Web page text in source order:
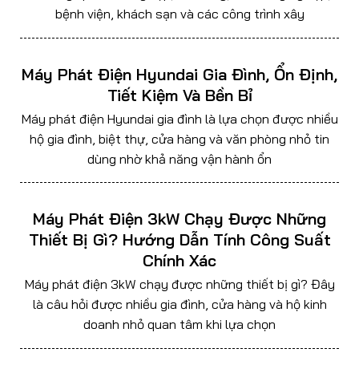
bệnh viện, khách sạn và các công trình xây
Máy Phát Điện Hyundai Gia Đình, Ổn Định,
Tiết Kiệm Và Bền Bỉ
Máy phát điện Hyundai gia đình là lựa chọn được nhiều
hộ gia đình, biệt thự, cửa hàng và văn phòng nhỏ tin
dùng nhờ khả năng vận hành ổn
Máy Phát Điện 3kW Chạy Được Những
Thiết Bị Gì? Hướng Dẫn Tính Công Suất
Chính Xác
Máy phát điện 3kW chạy được những thiết bị gì? Đây
là câu hỏi được nhiều gia đình, cửa hàng và hộ kinh
doanh nhỏ quan tâm khi lựa chọn